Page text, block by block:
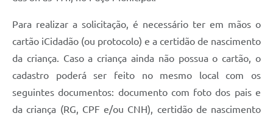
A Prefeitura
Enquete
Agenda
Para realizar a solicitação, é necessário ter em mãos o
cartão iCidadão (ou protocolo) e a certidão de nascimento
da criança. Caso a criança ainda não possua o cartão, o
cadastro poderá ser feito no mesmo local com os
seguintes documentos: documento com foto dos pais e
da criança (RG, CPF e/ou CNH), certidão de nascimento